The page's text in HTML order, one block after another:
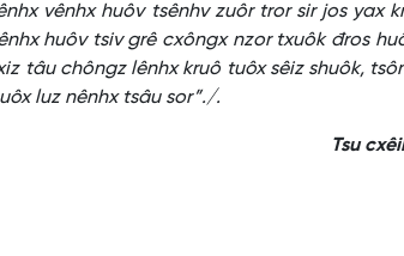
vênhx huôv tsênhv zuôr tror sir jos yax
huôv tsiv grê cxôngx nzor txuôk đros
tâu chôngz lênhx kruô tuôx sêiz shuôk,
luz nênhx tsâu sor”./.
Tsu